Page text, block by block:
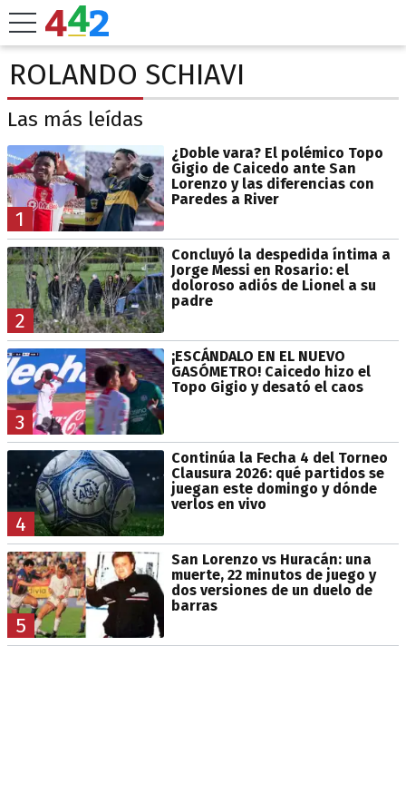
ROLANDO SCHIAVI
Las más leídas
1
¿Doble vara? El polémico Topo
Gigio de Caicedo ante San
Lorenzo y las diferencias con
Paredes a River
2
Concluyó la despedida íntima a
Jorge Messi en Rosario: el
doloroso adiós de Lionel a su
padre
3
¡ESCÁNDALO EN EL NUEVO
GASÓMETRO! Caicedo hizo el
Topo Gigio y desató el caos
4
Continúa la Fecha 4 del Torneo
Clausura 2026: qué partidos se
juegan este domingo y dónde
verlos en vivo
5
San Lorenzo vs Huracán: una
muerte, 22 minutos de juego y
dos versiones de un duelo de
barras